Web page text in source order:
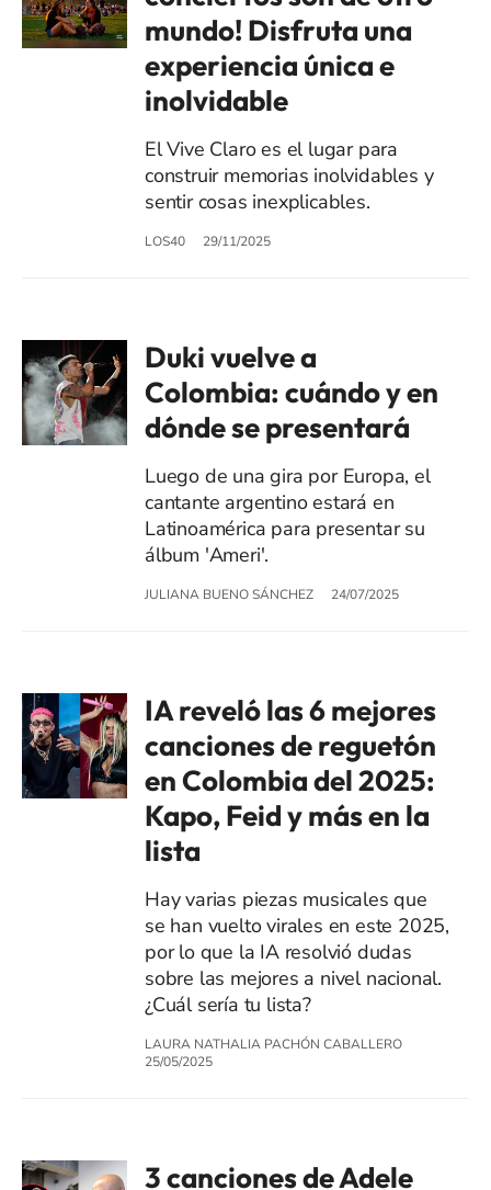
mundo! Disfruta una
experiencia única e
inolvidable
El Vive Claro es el lugar para
construir memorias inolvidables y
sentir cosas inexplicables.
LOS40 29/11/2025
Duki vuelve a
Colombia: cuándo y en
dónde se presentará
Luego de una gira por Europa, el
cantante argentino estará en
Latinoamérica para presentar su
álbum 'Ameri'.
JULIANA BUENO SÁNCHEZ 24/07/2025
IA reveló las 6 mejores
canciones de reguetón
en Colombia del 2025:
Kapo, Feid y más en la
lista
Hay varias piezas musicales que
se han vuelto virales en este 2025,
por lo que la IA resolvió dudas
sobre las mejores a nivel nacional.
¿Cuál sería tu lista?
LAURA NATHALIA PACHÓN CABALLERO
25/05/2025
3 canciones de Adele